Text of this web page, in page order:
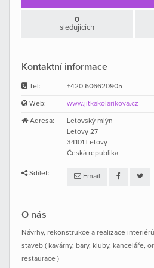
0
sledujících
Kontaktní informace
Tel: +420 606620905
Web: www.jitkakolarikova.cz
Adresa:
Letovský mlýn
Letovy 27
34101 Letovy
Česká republika
Sdílet: Email
O nás
Návrhy, rekonstrukce a realizace
staveb ( kavárny, bary, kluby, kanceláře,
restaurace )